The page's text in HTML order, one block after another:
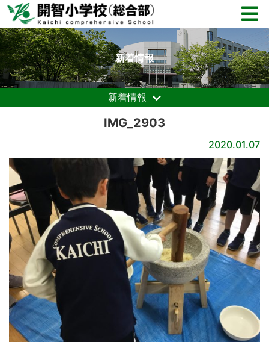
新着情報
新着情報
IMG_2903
2020.01.07